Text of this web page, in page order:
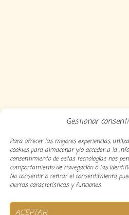
Gestionar
Para ofrecer las mejores experiencias,
cookies para almacenar y/o acceder a la
consentimiento de estas tecnologías nos
comportamiento de navegación o las
No consentir o retirar el consentimiento,
ciertas características y funciones.
ACEPTAR
Copyright 2024 Decocousiñas